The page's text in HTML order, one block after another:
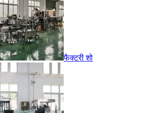
फैक्टरी शो